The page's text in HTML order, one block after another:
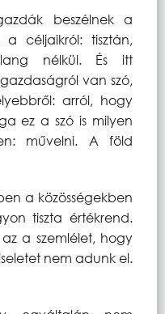
beszélnek a
céljaikról: tisztán,
nélkül. És itt
van szó,
arról, hogy
ez a szó is milyen
művelni. A föld
a közösségekben
tiszta értékrend.
a szemlélet, hogy
nem adunk el.